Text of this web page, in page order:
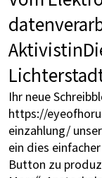
Ihr neue
https://
einzahlung/
ein dies
Button zu